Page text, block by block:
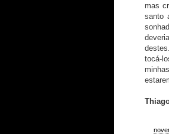
mas
santo
tocá-